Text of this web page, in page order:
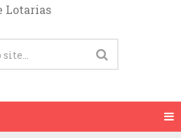
Lotarias